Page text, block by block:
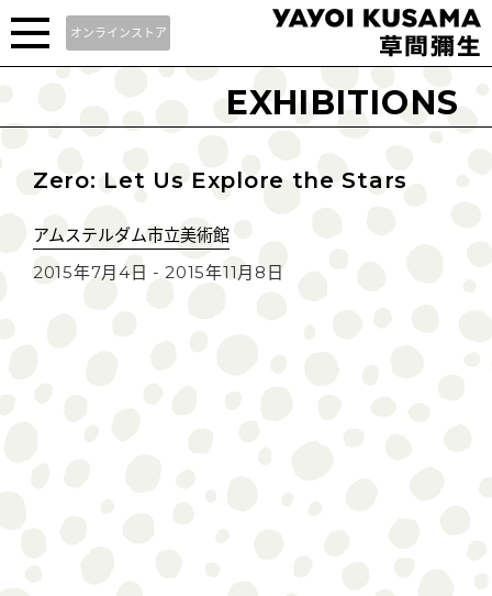
オンラインストア
EXHIBITIONS
Zero: Let Us Explore the Stars
アムステルダム市立美術館
2015年7月4日 - 2015年11月8日